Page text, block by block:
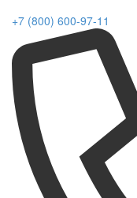
+7 (800) 600-97-11